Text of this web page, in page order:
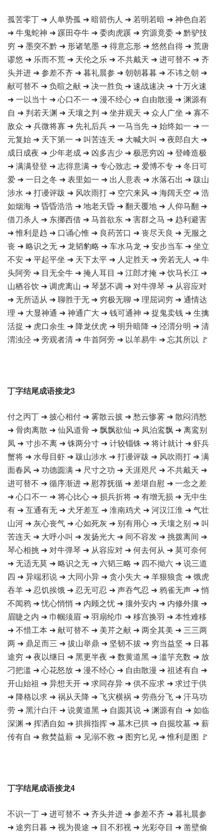
孤苦零丁 ➜ 人单势孤 ➜ 暗箭伤人 ➜ 若明若暗 ➜ 神色自若
➜ 牛鬼蛇神 ➜ 蹊田夺牛 ➜ 委肉虎蹊 ➜ 穷源竟委 ➜ 黔驴技
穷 ➜ 墨突不黔 ➜ 形诸笔墨 ➜ 得意忘形 ➜ 悠然自得 ➜ 荒唐
谬悠 ➜ 乐而不荒 ➜ 天伦之乐 ➜ 不共戴天 ➜ 进可替不 ➜ 齐
头并进 ➜ 参差不齐 ➜ 暮礼晨参 ➜ 朝朝暮暮 ➜ 不讳之朝 ➜
献可替不 ➜ 负暄之献 ➜ 决一胜负 ➜ 速战速决 ➜ 十万火速
➜ 一以当十 ➜ 心口不一 ➜ 漫不经心 ➜ 自由散漫 ➜ 渊源有
自 ➜ 判若天渊 ➜ 天壤之判 ➜ 坐井观天 ➜ 众人广坐 ➜ 寡不
敌众 ➜ 兵微将寡 ➜ 先礼后兵 ➜ 一马当先 ➜ 始终如一 ➜ 一
元复始 ➜ 天下第一 ➜ 叫苦连天 ➜ 大喊大叫 ➜ 夜郎自大 ➜
成日成夜 ➜ 少年老成 ➜ 凶多吉少 ➜ 极恶穷凶 ➜ 登峰造极
➜ 满满登登 ➜ 志得意满 ➜ 专心致志 ➜ 爱博不专 ➜ 冬日可
爱 ➜ 一日之冬 ➜ 表里如一 ➜ 出人意表 ➜ 水落石出 ➜ 跋山
涉水 ➜ 打谩评跋 ➜ 风吹雨打 ➜ 空穴来风 ➜ 海阔天空 ➜ 浩
如烟海 ➜ 昏昏浩浩 ➜ 地老天昏 ➜ 翻天覆地 ➜ 人仰马翻 ➜
借刀杀人 ➜ 东挪西借 ➜ 马首欲东 ➜ 害群之马 ➜ 趋利避害
➜ 惟利是趋 ➜ 口诵心惟 ➜ 良药苦口 ➜ 丧尽天良 ➜ 无服之
丧 ➜ 略识之无 ➜ 龙韬豹略 ➜ 车水马龙 ➜ 安步当车 ➜ 坐立
不安 ➜ 平起平坐 ➜ 天下太平 ➜ 人定胜天 ➜ 旁若无人 ➜ 牛
头阿旁 ➜ 目无全牛 ➜ 掩人耳目 ➜ 江郎才掩 ➜ 饮马长江 ➜
山栖谷饮 ➜ 调虎离山 ➜ 琴瑟不调 ➜ 对牛弹琴 ➜ 从容应对
➜ 无所适从 ➜ 聊胜于无 ➜ 穷极无聊 ➜ 理屈词穷 ➜ 通情达
理 ➜ 大显神通 ➜ 神通广大 ➜ 钱可通神 ➜ 捉鬼卖钱 ➜ 生擒
活捉 ➜ 虎口余生 ➜ 降龙伏虎 ➜ 明升暗降 ➜ 泾渭分明 ➜ 清
渭浊泾 ➜ 旁观者清 ➜ 牛首阿旁 ➜ 以羊易牛 ➜ 忘其所以 🚩
丁字结尾成语接龙3
付之丙丁 ➜ 披心相付 ➜ 雾散云披 ➜ 愁云惨雾 ➜ 散闷消愁
➜ 骨肉离散 ➜ 仙风道骨 ➜ 飘飘欲仙 ➜ 凤泊鸾飘 ➜ 离鸾别
凤 ➜ 寸步不离 ➜ 铢两分寸 ➜ 计较锱铢 ➜ 将计就计 ➜ 虾兵
蟹将 ➜ 水母目虾 ➜ 跋山涉水 ➜ 打谩评跋 ➜ 风吹雨打 ➜ 满
面春风 ➜ 功德圆满 ➜ 尺寸之功 ➜ 天涯咫尺 ➜ 不共戴天 ➜
进可替不 ➜ 循序渐进 ➜ 慰荐抚循 ➜ 差堪自慰 ➜ 一念之差
➜ 心口不一 ➜ 将心比心 ➜ 损兵折将 ➜ 有增无损 ➜ 无中生
有 ➜ 互通有无 ➜ 犬牙差互 ➜ 淮南鸡犬 ➜ 河汉江淮 ➜ 气壮
山河 ➜ 灰心丧气 ➜ 心如死灰 ➜ 别有用心 ➜ 天壤之别 ➜ 叫
苦连天 ➜ 大呼小叫 ➜ 发扬光大 ➜ 间不容发 ➜ 挑拨离间 ➜
琴心相挑 ➜ 对牛弹琴 ➜ 从容应对 ➜ 何去何从 ➜ 莫可奈何
➜ 无适无莫 ➜ 略识之无 ➜ 六韬三略 ➜ 四不拗六 ➜ 说三道
四 ➜ 异端邪说 ➜ 大同小异 ➜ 贪小失大 ➜ 羊狠狼贪 ➜ 饿虎
吞羊 ➜ 忍饥挨饿 ➜ 忍无可忍 ➜ 声吞气忍 ➜ 鸦雀无声 ➜ 悄
不闻鸦 ➜ 忧心悄悄 ➜ 内顾之忧 ➜ 攘外安内 ➜ 内修外攘 ➜
眉睫之内 ➜ 巾帼须眉 ➜ 羽扇纶巾 ➜ 移宫换羽 ➜ 本性难移
➜ 不惜工本 ➜ 献可替不 ➜ 美芹之献 ➜ 两全其美 ➜ 三三两
两 ➜ 鼎足而三 ➜ 拔山举鼎 ➜ 坚韧不拔 ➜ 穷当益坚 ➜ 日暮
途穷 ➜ 夜以继日 ➜ 黑更半夜 ➜ 数黄道黑 ➜ 滥竽充数 ➜ 放
刁把滥 ➜ 心花怒放 ➜ 漫不经心 ➜ 自由散漫 ➜ 祖述有自 ➜
开山始祖 ➜ 异想天开 ➜ 求同存异 ➜ 供不应求 ➜ 求过于供
➜ 降格以求 ➜ 祸从天降 ➜ 飞灾横祸 ➜ 劳燕分飞 ➜ 汗马功
劳 ➜ 黑汁白汗 ➜ 说黄道黑 ➜ 自圆其说 ➜ 渊源有自 ➜ 如临
深渊 ➜ 挥洒自如 ➜ 拱揖指挥 ➜ 墓木已拱 ➜ 自掘坟墓 ➜ 薪
传有自 ➜ 救焚益薪 ➜ 见溺不救 ➜ 图穷匕见 ➜ 惟利是图 🚩
丁字结尾成语接龙4
不识一丁 ➜ 进可替不 ➜ 齐头并进 ➜ 参差不齐 ➜ 暮礼晨参
➜ 途穷日暮 ➜ 视为畏途 ➜ 目不邪视 ➜ 光彩夺目 ➜ 凿壁偷